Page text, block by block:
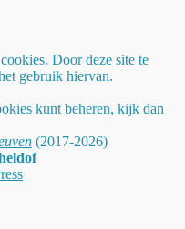
Door deze site te
gebruik hiervan.
kunt beheren, kijk dan
(2017-2026)